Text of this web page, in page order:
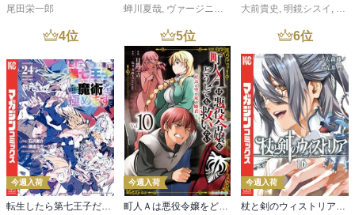
尾田栄一郎
蝉川夏哉, ヴァージニア二等兵 ,転
大前貴史 , 明鏡シスイ , ｔ
4位
今週入荷
転生したら第七王子だったので、気ままに魔術を極めます（２４）
5位
今週入荷
町人Ａは悪役令嬢をどうしても救いたい ～どぶと空と氷の姫君～１０【電子書店共通特典イラスト付】
6位
今週入荷
杖と剣のウィストリア（１６）